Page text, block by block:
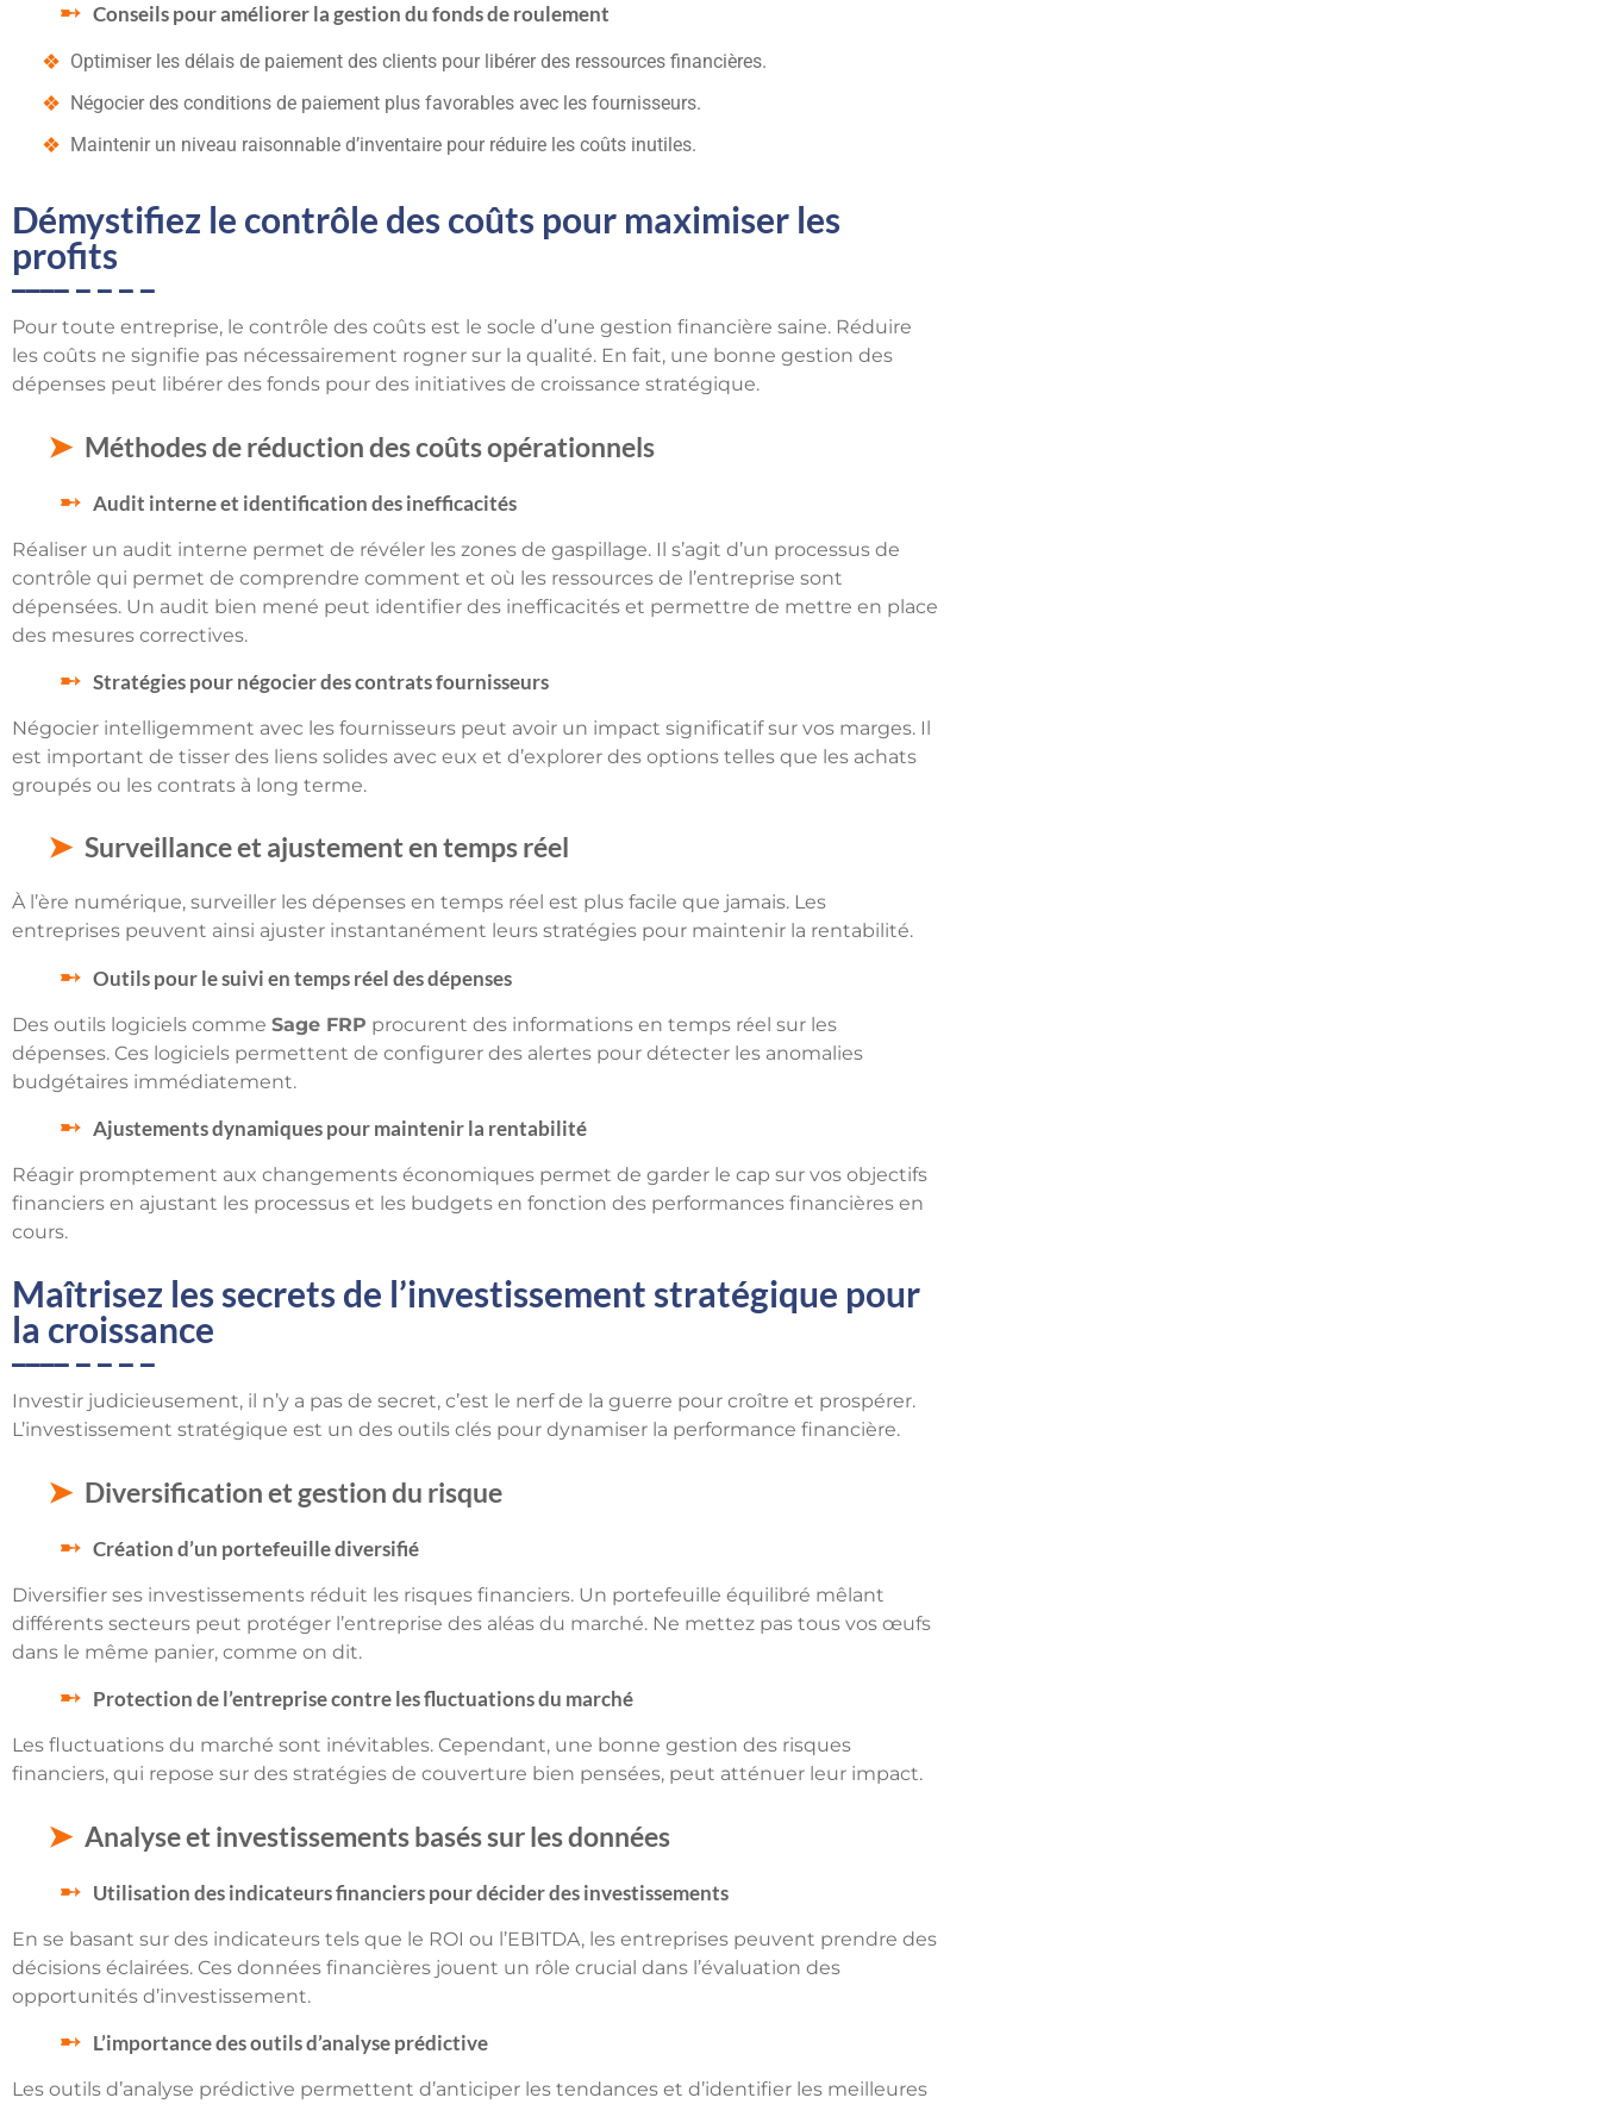
Conseils pour améliorer la gestion du fonds de roulement
Optimiser les délais de paiement des clients pour libérer des ressources financières.
Négocier des conditions de paiement plus favorables avec les fournisseurs.
Maintenir un niveau raisonnable d’inventaire pour réduire les coûts inutiles.
Démystifiez le contrôle des coûts pour maximiser les
profits
Pour toute entreprise, le contrôle des coûts est le socle d’une gestion financière saine. Réduire
les coûts ne signifie pas nécessairement rogner sur la qualité. En fait, une bonne gestion des
dépenses peut libérer des fonds pour des initiatives de croissance stratégique.
Méthodes de réduction des coûts opérationnels
Audit interne et identification des inefficacités
Réaliser un audit interne permet de révéler les zones de gaspillage. Il s’agit d’un processus de
contrôle qui permet de comprendre comment et où les ressources de l’entreprise sont
dépensées. Un audit bien mené peut identifier des inefficacités et permettre de mettre en place
des mesures correctives.
Stratégies pour négocier des contrats fournisseurs
Négocier intelligemment avec les fournisseurs peut avoir un impact significatif sur vos marges. Il
est important de tisser des liens solides avec eux et d’explorer des options telles que les achats
groupés ou les contrats à long terme.
Surveillance et ajustement en temps réel
À l’ère numérique, surveiller les dépenses en temps réel est plus facile que jamais. Les
entreprises peuvent ainsi ajuster instantanément leurs stratégies pour maintenir la rentabilité.
Outils pour le suivi en temps réel des dépenses
Des outils logiciels comme Sage FRP procurent des informations en temps réel sur les
dépenses. Ces logiciels permettent de configurer des alertes pour détecter les anomalies
budgétaires immédiatement.
Ajustements dynamiques pour maintenir la rentabilité
Réagir promptement aux changements économiques permet de garder le cap sur vos objectifs
financiers en ajustant les processus et les budgets en fonction des performances financières en
cours.
Maîtrisez les secrets de l’investissement stratégique pour
la croissance
Investir judicieusement, il n’y a pas de secret, c’est le nerf de la guerre pour croître et prospérer.
L’investissement stratégique est un des outils clés pour dynamiser la performance financière.
Diversification et gestion du risque
Création d’un portefeuille diversifié
Diversifier ses investissements réduit les risques financiers. Un portefeuille équilibré mêlant
différents secteurs peut protéger l’entreprise des aléas du marché. Ne mettez pas tous vos œufs
dans le même panier, comme on dit.
Protection de l’entreprise contre les fluctuations du marché
Les fluctuations du marché sont inévitables. Cependant, une bonne gestion des risques
financiers, qui repose sur des stratégies de couverture bien pensées, peut atténuer leur impact.
Analyse et investissements basés sur les données
Utilisation des indicateurs financiers pour décider des investissements
En se basant sur des indicateurs tels que le ROI ou l’EBITDA, les entreprises peuvent prendre des
décisions éclairées. Ces données financières jouent un rôle crucial dans l’évaluation des
opportunités d’investissement.
L’importance des outils d’analyse prédictive
Les outils d’analyse prédictive permettent d’anticiper les tendances et d’identifier les meilleures